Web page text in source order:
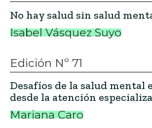
No hay salud sin salud
Isabel Vásquez Suyo
Edición Nº 71
Desafíos de la salud mental
desde la atención
Mariana Caro